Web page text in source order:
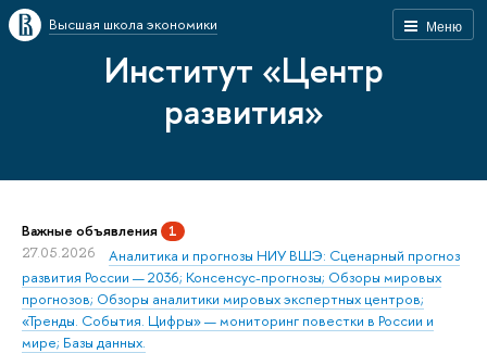
Меню
Высшая школа экономики
Институт «Центр
развития»
Важные объявления 1
27.05.2026
Аналитика и прогнозы НИУ ВШЭ: Сценарный прогноз
развития России — 2036; Консенсус-прогнозы; Обзоры мировых
прогнозов; Обзоры аналитики мировых экспертных центров;
«Тренды. События. Цифры» — мониторинг повестки в России и
мире; Базы данных.